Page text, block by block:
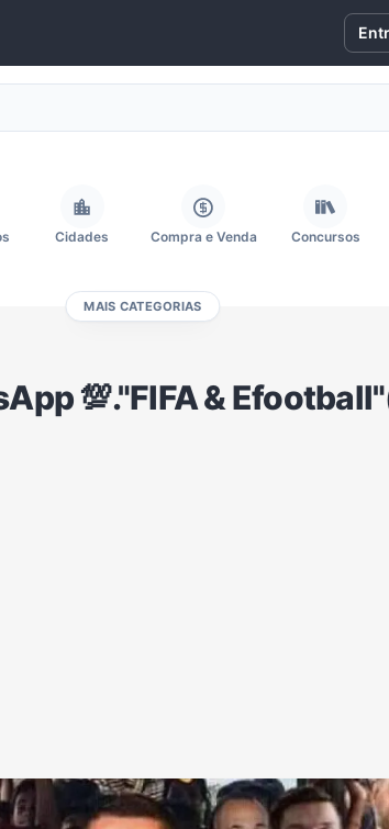
Cidades Compra e Venda Concursos
Moda e Beleza
MAIS CATEGORIAS
💯."FIFA &